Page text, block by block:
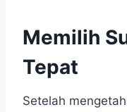
Memilih
Tepat
Setelah